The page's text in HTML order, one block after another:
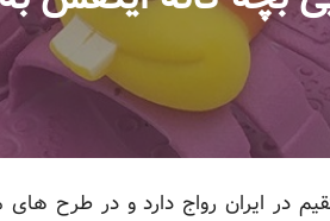
در ایران رواج دارد و در طرح های